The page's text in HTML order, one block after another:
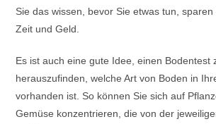
Sie das wissen, bevor Sie etwas tun,
Zeit und Geld.
Es ist auch eine gute Idee, einen Bodentest
herauszufinden, welche Art von Boden in
vorhanden ist. So können Sie sich auf
Gemüse konzentrieren, die von der